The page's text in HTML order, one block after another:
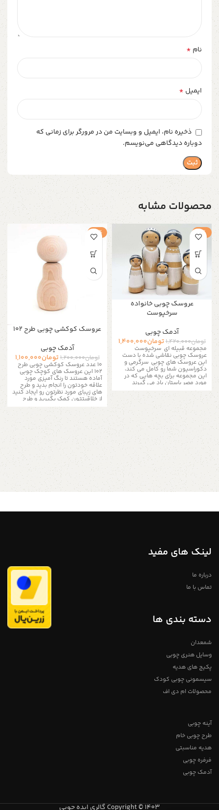
نام *
ایمیل *
ذخیره نام، ایمیل و وبسایت من در مرورگر برای زمانی که
دوباره دیدگاهی می‌نویسم.
محصولات مشابه
-1%
عروسک چوبی خانواده
سرخپوست
آدمک چوبی
تومان1,420,000تومان1,400,000
مجموعه قبیله ای سرخپوست
عروسک چوبی نقاشی شده با دست
این عروسک های چوبی سرگرمی و
دکوراسیون شما رو کامل می کند،
این مجموعه برای بچه هایی که در
مورد مصر باستان یاد می گیرند
مناسب است. آنها یک اسباب بازی
تخیلی بزرگ هستند، فرزند شما می
تواند ساعت های بازی با این عروسک
ها را به هم بزند. این عروسک های
قیچی قبیله ای یک اسباب بازی فوق
العاده است، و برای دکوراسیون بسیار
زیبا و متفاوت هست این مجموعه با
5 عروسک عرضه می شود. محصول :
عروسک چوبی جنس : چوب ساده
روشن اندازه : طول ۸ الی ۹ سانتی متر
عرض ۳ الی ۴ سانتی متر رنگ :
نقاشی شده با لایه نیم پلی استر برای
رنگ آمیزی آسان برای اطلاعات بیشتر
از طریق دایرکت و یا به شماره
09357478096 از طریق واتساپ و
تلگرام پیام بدید لطفا توجه داشته
خریداری شده لزومآ عینآ مانند شکل
های روشن و باکیفیت استفاده کنیم
فروشگاه استند من
-8%
عروسک کوکشی چوبی طرح 102
آدمک چوبی
تومان1,200,000تومان1,100,000
10 عدد عروسک کوکشی چوبی طرح
102 این عروسک های کوچک چوبی
آماده هستند تا رنگ آمیزی مورد
علاقه خودتون را انجام بدید و طرح
های زیبای مورد نظرتون رو ایجاد کنید
از خلاقیتتون کمک بگیرید و طرح
رنگی مخصوص به خودتون رو ایجاد
کنید این مجموعه با 10 عروسک
عرضه می شود. محصول : عروسک
چوبی جنس : چوب ساده روشن اندازه
سانتی متر رنگ : همرنگ چوب بدن
لایه نیم پلی استر برای رنگ آمیزی
آسان اگر شما به دنبال ایده های
جدید برای طراحی هستید به شما وب
سایت pinterest را پیشنهاد میدهیم
برای اطلاعات بیشتر از طریق دایرکت و
یا به شماره 09357478096 از طریق
واتساپ و تلگرام پیام بدید لطفا توجه
لانه چوبی پرنده
لینک های مفید
درباره ما
تماس با ما
دسته بندی ها
شمعدان
وسایل هنری چوبی
پکیج های هدیه
سیسمونی چوبی کودک
محصولات ام دی اف
آینه چوبی
طرح چوبی خام
هدیه مناسبتی
فرفره چوبی
آدمک چوبی
Copyright © 1403 گالری ایده چوبی